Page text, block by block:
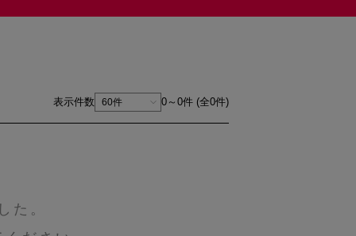
表示件数 0～0件 (全0件)
た。